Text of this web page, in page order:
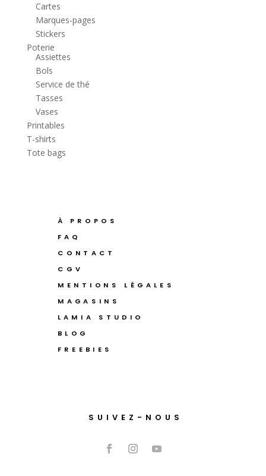
Cartes
Marques-pages
Stickers
Poterie
Assiettes
Bols
Service de thé
Tasses
Vases
Printables
T-shirts
Tote bags
À PROPOS
FAQ
CONTACT
CGV
MENTIONS LÉGALES
MAGASINS
LAMIA STUDIO
BLOG
FREEBIES
SUIVEZ-NOUS